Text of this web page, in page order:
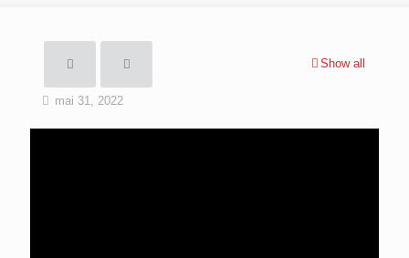
Show all
mai 31, 2022